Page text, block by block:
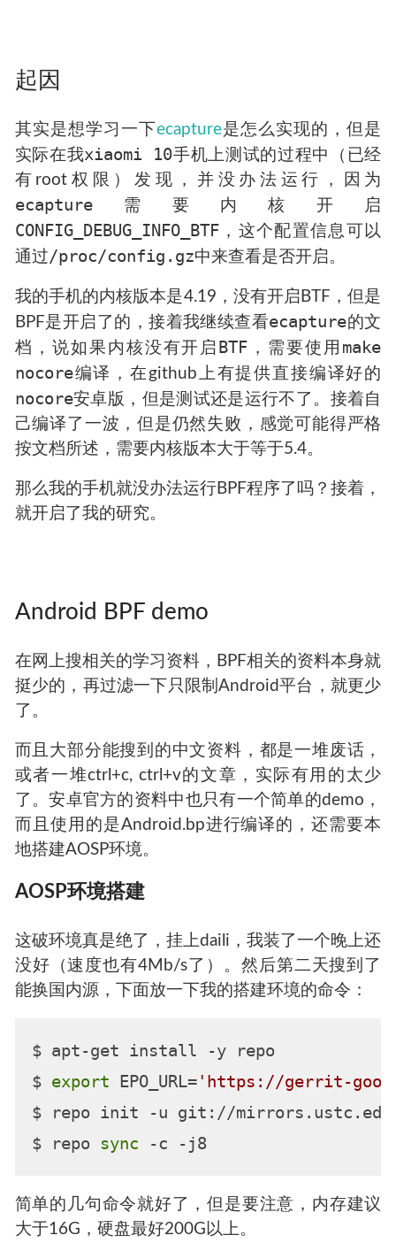
起因
其实是想学习一下 ecapture是怎么实现的，但是
实际在我xiaomi 10手机上测试的过程中（已经
有root权限）发现，并没办法运行，因为
ecapture需要内核开启
CONFIG_DEBUG_INFO_BTF ，这个配置信息可以
通过/proc/config.gz中来查看是否开启。
我的手机的内核版本是4.19，没有开启BTF，但是
BPF是开启了的，接着我继续查看ecapture的文
档，说如果内核没有开启 BTF ，需要使用 make
nocore编译，在github上有提供直接编译好的
nocore安卓版，但是测试还是运行不了。接着自
己编译了一波，但是仍然失败，感觉可能得严格
按文档所述，需要内核版本大于等于5.4。
那么我的手机就没办法运行BPF程序了吗？接着，
就开启了我的研究。
Android BPF demo
在网上搜相关的学习资料，BPF相关的资料本身就
挺少的，再过滤一下只限制Android平台，就更少
了。
而且大部分能搜到的中文资料，都是一堆废话，
或者一堆ctrl+c, ctrl+v的文章，实际有用的太少
了。安卓官方的资料中也只有一个简单的demo，
而且使用的是Android.bp进行编译的，还需要本
地搭建AOSP环境。
AOSP环境搭建
这破环境真是绝了，挂上daili，我装了一个晚上还
没好（速度也有4Mb/s了）。然后第二天搜到了
能换国内源，下面放一下我的搭建环境的命令：
$ apt-get install -y repo
$ export EPO_URL='https://gerrit-
$ repo init -u git://
$ repo sync -c -j8
简单的几句命令就好了，但是要注意，内存建议
大于16G，硬盘最好200G以上。